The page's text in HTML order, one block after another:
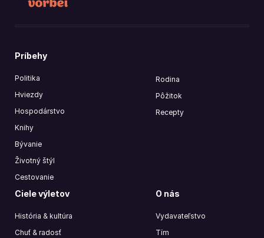
Príbehy
Politika
Hviezdy
Hospodárstvo
Knihy
Bývanie
Životný štýl
Cestovanie
Rodina
Pôžitok
Recepty
Ciele výletov
História & kultúra
Chuť & radosť
O nás
Vydavateľstvo
Tím